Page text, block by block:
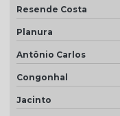
Resende Costa
Planura
Antônio Carlos
Congonhal
Jacinto